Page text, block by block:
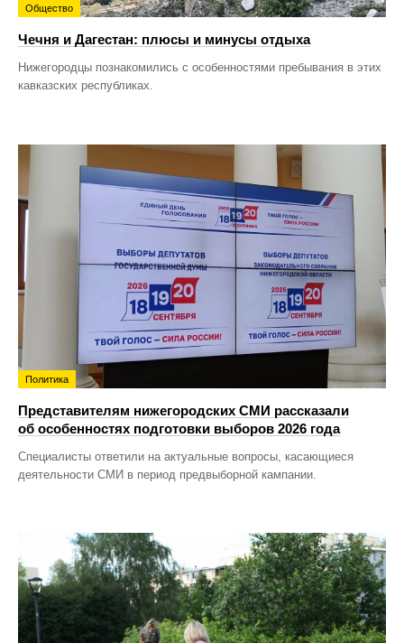
Общество
Чечня и Дагестан: плюсы и минусы отдыха
Нижегородцы познакомились с особенностями пребывания в этих
кавказских республиках.
Политика
Представителям нижегородских СМИ рассказали
об особенностях подготовки выборов 2026 года
Специалисты ответили на актуальные вопросы, касающиеся
деятельности СМИ в период предвыборной кампании.